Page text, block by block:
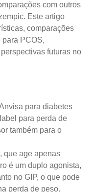
com outros
Este artigo
comparações
para PCOS,
futuras no
para diabetes
para perda de
também para o
que age apenas
é um duplo agonista,
no GIP, o que pode
perda de peso.